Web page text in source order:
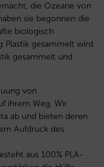
die Ozeane von
sie begonnen die
biologisch
Plastik gesammelt wird.
gesammelt und
von
ihrem Weg. Wir
ab und bieten deren
Aufdruck des
aus 100% PLA-